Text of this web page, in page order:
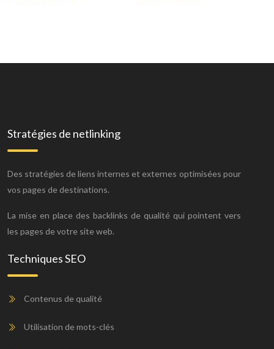
Stratégies de netlinking
Des stratégies de liens internes et externes optimisées pour
vos pages de destinations.
La mise en place des backlinks de qualité qui pointent vers
les pages de votre site web.
Techniques SEO
Contenus de qualité
Utilisation de mots-clés